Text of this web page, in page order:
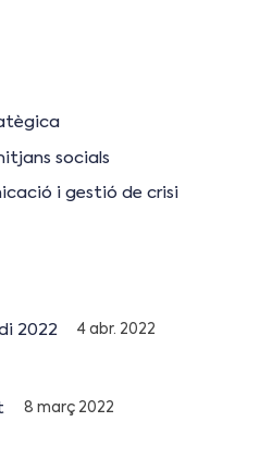
socials
i gestió de crisi
2022
4 abr. 2022
8 març 2022